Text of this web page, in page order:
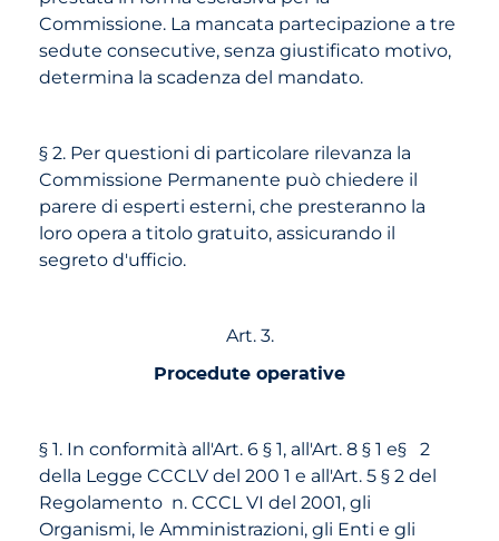
Commissione. La mancata partecipazione a tre
sedute consecutive, senza giustificato motivo,
determina la scadenza del mandato.
§ 2. Per questioni di particolare rilevanza la
Commissione Permanente può chiedere il
parere di esperti esterni, che presteranno la
loro opera a titolo gratuito, assicurando il
segreto d'ufficio.
Art. 3.
Procedute operative
§ 1. In conformità all'Art. 6 § 1, all'Art. 8 § 1 e§ 2
della Legge CCCLV del 200 1 e all'Art. 5 § 2 del
Regolamento n. CCCL VI del 2001, gli
Organismi, le Amministrazioni, gli Enti e gli